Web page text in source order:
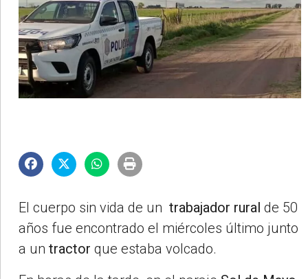
El cuerpo sin vida de un trabajador rural de 50
años fue encontrado el miércoles último junto
a un tractor que estaba volcado.